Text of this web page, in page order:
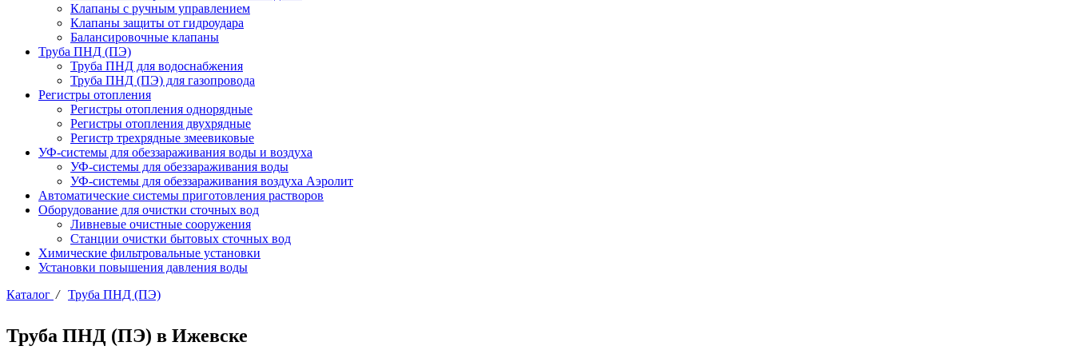
Клапаны с ручным управлением
Клапаны защиты от гидроудара
Балансировочные клапаны
Труба ПНД (ПЭ)
Труба ПНД для водоснабжения
Труба ПНД (ПЭ) для газопровода
Регистры отопления
Регистры отопления однорядные
Регистры отопления двухрядные
Регистр трехрядные змеевиковые
УФ-системы для обеззараживания воды и воздуха
УФ-системы для обеззараживания воды
УФ-системы для обеззараживания воздуха Аэролит
Автоматические системы приготовления растворов
Оборудование для очистки сточных вод
Ливневые очистные сооружения
Станции очистки бытовых сточных вод
Химические фильтровальные установки
Установки повышения давления воды
Каталог / Труба ПНД (ПЭ)
Труба ПНД (ПЭ) в Ижевске